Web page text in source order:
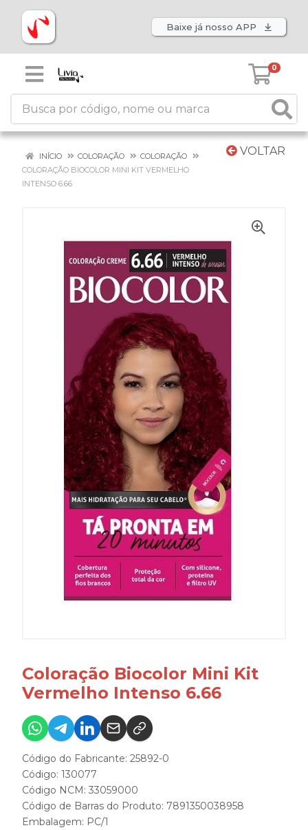
Baixe já nosso APP
0
VOLTAR
INÍCIO COLORAÇÃO
COLORAÇÃO
COLORAÇÃO BIOCOLOR MINI KIT VERMELHO
INTENSO 6.66
Coloração Biocolor Mini Kit
Vermelho Intenso 6.66
Código do Fabricante: 25892-0
Código: 130077
Código NCM: 33059000
Código de Barras do Produto: 7891350038958
Embalagem: PC/1